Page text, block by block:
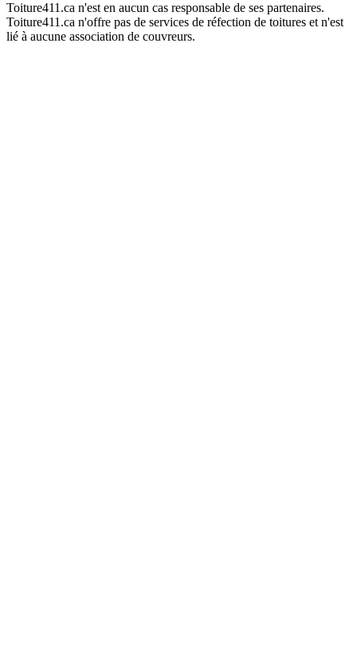
Toiture411.ca n'est en aucun cas responsable de ses partenaires.
Toiture411.ca n'offre pas de services de réfection de toitures et n'est
lié à aucune association de couvreurs.